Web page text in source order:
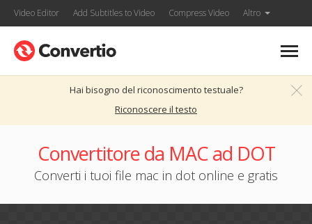
Video Editor Add Subtitles to Video Compress Video Altro
Hai bisogno del riconoscimento testuale?
Riconoscere il testo
Convertitore da MAC ad DOT
Converti i tuoi file mac in dot online e gratis